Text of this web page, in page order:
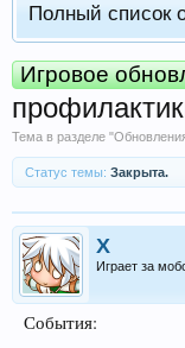
Полный список
Игровое
Тема в разделе "
Статус темы: Закрыта.
X
Играет за
События: